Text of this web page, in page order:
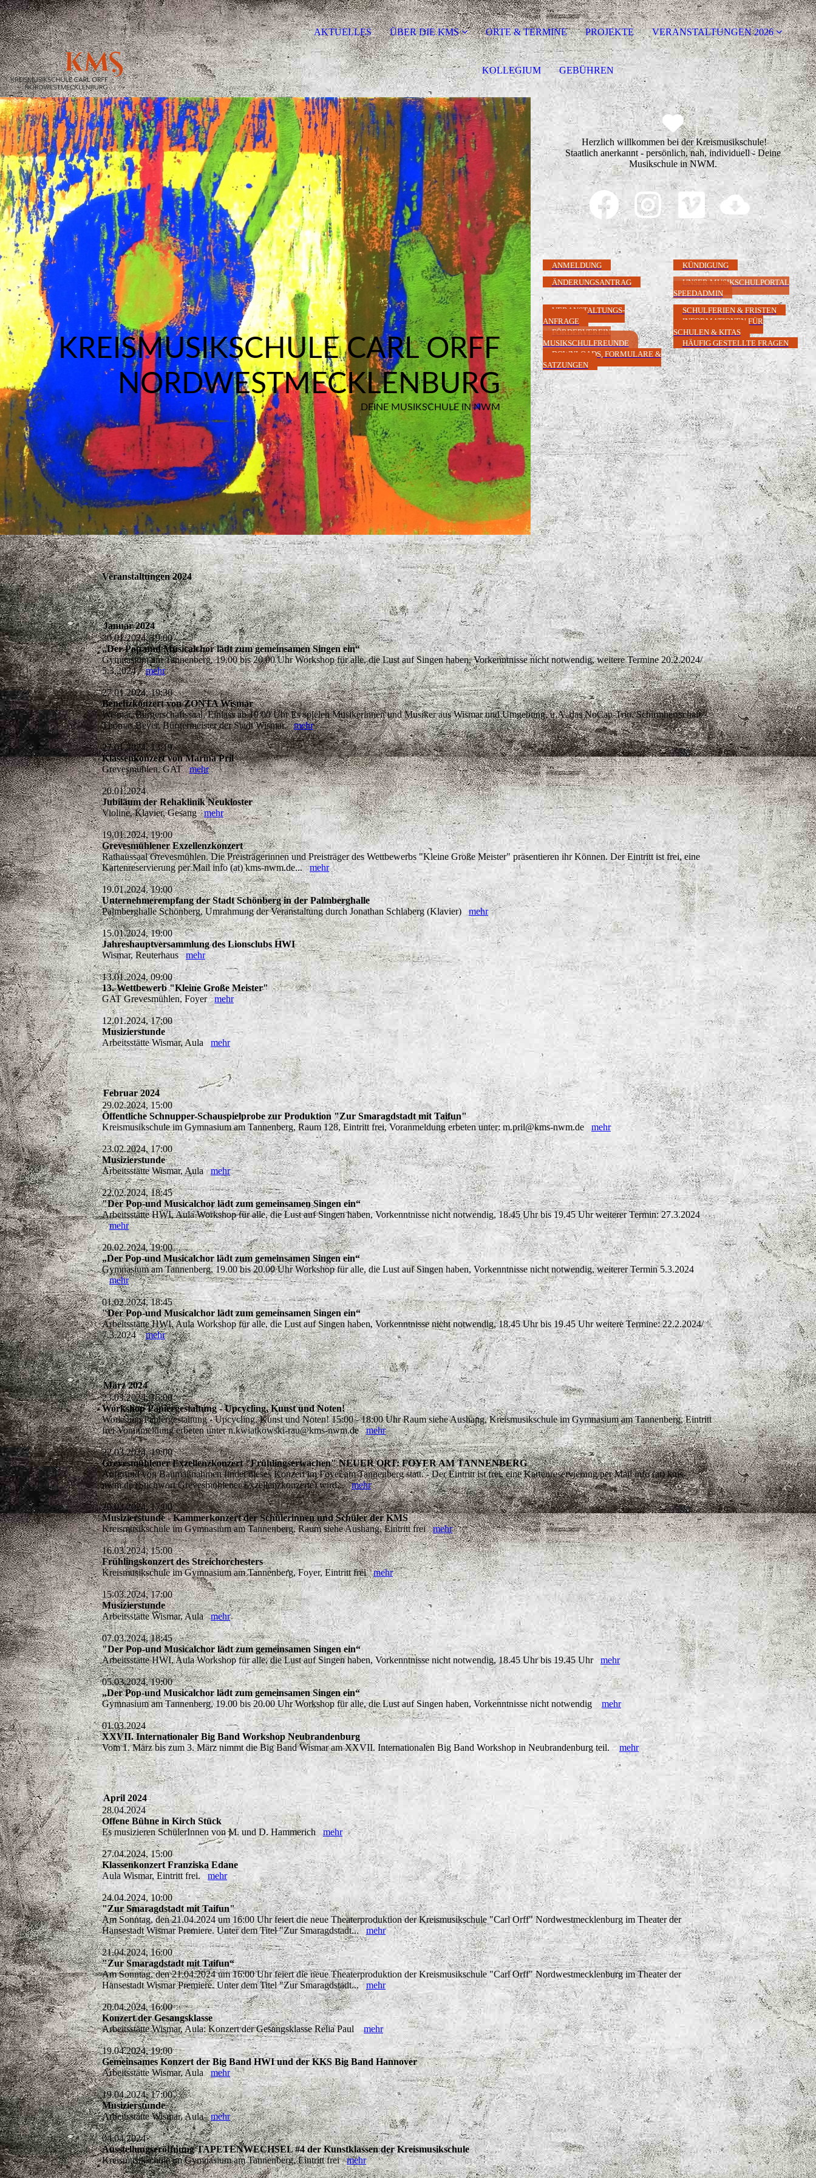
AKTUELLES ÜBER DIE KMS ORTE & TERMINE PROJEKTE VERANSTALTUNGEN 2026
KOLLEGIUM GEBÜHREN
KREISMUSIKSCHULE CARL ORFF
NORDWESTMECKLENBURG
DEINE MUSIKSCHULE IN NWM
Herzlich willkommen bei der Kreismusikschule!
Staatlich anerkannt - persönlich, nah, individuell - Deine
Musikschule in NWM.
ANMELDUNG
KÜNDIGUNG
ÄNDERUNGSANTRAG
UNSER MUSIKSCHULPORTAL
SPEEDADMIN
VERANSTALTUNGS-
ANFRAGE
FÖRDERVEREIN
MUSIKSCHULFREUNDE
DOWNLOADS, FORMULARE &
SATZUNGEN
SCHULFERIEN & FRISTEN
INFORMATIONEN FÜR
SCHULEN & KITAS
HÄUFIG GESTELLTE FRAGEN
Veranstaltungen 2024
Januar 2024
30.01.2024, 19:00
„Der Pop-und Musicalchor lädt zum gemeinsamen Singen ein“
Gymnasium am Tannenberg, 19.00 bis 20.00 Uhr Workshop für alle, die Lust auf Singen haben, Vorkenntnisse nicht notwendig, weitere Termine 20.2.2024/
5.3.2024mehr
27.01.2024, 19:30
Benefizkonzert von ZONTA Wismar
Wismar, Bürgerschaftssaal, Einlass ab 19:00 Uhr Es spielen Musikerinnen und Musiker aus Wismar und Umgebung, u.A. das NoCap-Trio. Schirmherrschaft -
Thomas Beyer, Bürgermeister der Stadt Wismar.mehr
27.01.2024, 13:19
Klassenkonzert von Marina Pril
Grevesmühlen, GATmehr
20.01.2024
Jubiläum der Rehaklinik Neukloster
Violine, Klavier, Gesangmehr
19.01.2024, 19:00
Grevesmühlener Exzellenzkonzert
Rathaussaal Grevesmühlen. Die Preisträgerinnen und Preisträger des Wettbewerbs "Kleine Große Meister" präsentieren ihr Können. Der Eintritt ist frei, eine
Kartenreservierung per Mail info (at) kms-nwm.de...mehr
19.01.2024, 19:00
Unternehmerempfang der Stadt Schönberg in der Palmberghalle
Palmberghalle Schönberg, Umrahmung der Veranstaltung durch Jonathan Schlaberg (Klavier)mehr
15.01.2024, 19:00
Jahreshauptversammlung des Lionsclubs HWI
Wismar, Reuterhausmehr
13.01.2024, 09:00
13. Wettbewerb "Kleine Große Meister"
GAT Grevesmühlen, Foyermehr
12.01.2024, 17:00
Musizierstunde
Arbeitsstätte Wismar, Aula mehr
Februar 2024
29.02.2024, 15:00
Öffentliche Schnupper-Schauspielprobe zur Produktion "Zur Smaragdstadt mit Taifun"
Kreismusikschule im Gymnasium am Tannenberg, Raum 128, Eintritt frei, Voranmeldung erbeten unter: m.pril@kms-nwm.de mehr
23.02.2024, 17:00
Musizierstunde
Arbeitsstätte Wismar, Aulamehr
22.02.2024, 18:45
"Der Pop-und Musicalchor lädt zum gemeinsamen Singen ein“
Arbeitsstätte HWI, Aula Workshop für alle, die Lust auf Singen haben, Vorkenntnisse nicht notwendig, 18.45 Uhr bis 19.45 Uhr weiterer Termin: 27.3.2024
mehr
20.02.2024, 19:00
„Der Pop-und Musicalchor lädt zum gemeinsamen Singen ein“
Gymnasium am Tannenberg, 19.00 bis 20.00 Uhr Workshop für alle, die Lust auf Singen haben, Vorkenntnisse nicht notwendig, weiterer Termin 5.3.2024
mehr
01.02.2024, 18:45
"Der Pop-und Musicalchor lädt zum gemeinsamen Singen ein“
Arbeitsstätte HWI, Aula Workshop für alle, die Lust auf Singen haben, Vorkenntnisse nicht notwendig, 18.45 Uhr bis 19.45 Uhr weitere Termine: 22.2.2024/
7.3.2024mehr
März 2024
23.03.2024, 15:00
Workshop Papiergestaltung - Upcycling, Kunst und Noten!
Workshop Papiergestaltung - Upcycling, Kunst und Noten! 15:00 - 18:00 Uhr Raum siehe Aushang, Kreismusikschule im Gymnasium am Tannenberg, Eintritt
frei Voranmeldung erbeten unter n.kwiatkowski-rau@kms-nwm.demehr
22.03.2024, 19:00
Grevesmühlener Exzellenzkonzert "Frühlingserwachen" NEUER ORT: FOYER AM TANNENBERG
Aufgrund von Baumaßnahmen findet dieses Konzert im Foyer am Tannenberg statt. - Der Eintritt ist frei, eine Kartenreservierung per Mail info (at) kms-
nwm.de (Stichwort Grevesmühlener Exzellenzkonzerte) wird...mehr
20.03.2024, 17:00
Musizierstunde - Kammerkonzert der Schülerinnen und Schüler der KMS
Kreismusikschule im Gymnasium am Tannenberg, Raum siehe Aushang, Eintritt freimehr
16.03.2024, 15:00
Frühlingskonzert des Streichorchesters
Kreismusikschule im Gymnasium am Tannenberg, Foyer, Eintritt freimehr
15.03.2024, 17:00
Musizierstunde
Arbeitsstätte Wismar, Aulamehr
07.03.2024, 18:45
"Der Pop-und Musicalchor lädt zum gemeinsamen Singen ein“
Arbeitsstätte HWI, Aula Workshop für alle, die Lust auf Singen haben, Vorkenntnisse nicht notwendig, 18.45 Uhr bis 19.45 Uhrmehr
05.03.2024, 19:00
„Der Pop-und Musicalchor lädt zum gemeinsamen Singen ein“
Gymnasium am Tannenberg, 19.00 bis 20.00 Uhr Workshop für alle, die Lust auf Singen haben, Vorkenntnisse nicht notwendig mehr
01.03.2024
XXVII. Internationaler Big Band Workshop Neubrandenburg
Vom 1. März bis zum 3. März nimmt die Big Band Wismar am XXVII. Internationalen Big Band Workshop in Neubrandenburg teil. mehr
April 2024
28.04.2024
Offene Bühne in Kirch Stück
Es musizieren SchülerInnen von M. und D. Hammerichmehr
27.04.2024, 15:00
Klassenkonzert Franziska Edane
Aula Wismar, Eintritt frei.mehr
24.04.2024, 10:00
"Zur Smaragdstadt mit Taifun"
Am Sonntag, den 21.04.2024 um 16:00 Uhr feiert die neue Theaterproduktion der Kreismusikschule "Carl Orff" Nordwestmecklenburg im Theater der
Hansestadt Wismar Premiere. Unter dem Titel "Zur Smaragdstadt...mehr
21.04.2024, 16:00
"Zur Smaragdstadt mit Taifun“
Am Sonntag, den 21.04.2024 um 16:00 Uhr feiert die neue Theaterproduktion der Kreismusikschule "Carl Orff" Nordwestmecklenburg im Theater der
Hansestadt Wismar Premiere. Unter dem Titel "Zur Smaragdstadt...mehr
20.04.2024, 16:00
Konzert der Gesangsklasse
Arbeitsstätte Wismar, Aula: Konzert der Gesangsklasse Relia Paulmehr
19.04.2024, 19:00
Gemeinsames Konzert der Big Band HWI und der KKS Big Band Hannover
Arbeitsstätte Wismar, Aulamehr
19.04.2024, 17:00
Musizierstunde
Arbeitsstätte Wismar, Aulamehr
04.04.2024
Ausstellungseröffnung TAPETENWECHSEL #4 der Kunstklassen der Kreismusikschule
Kreismusikschule im Gymnasium am Tannenberg, Eintritt freimehr